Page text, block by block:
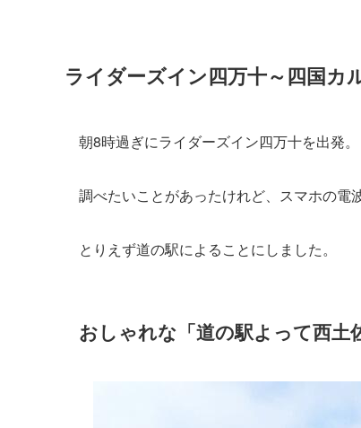
ライダーズイン四万十～四国カ
朝8時過ぎにライダーズイン四万十を出発。
調べたいことがあったけれど、スマホの電
とりえず道の駅によることにしました。
おしゃれな「道の駅よって西土